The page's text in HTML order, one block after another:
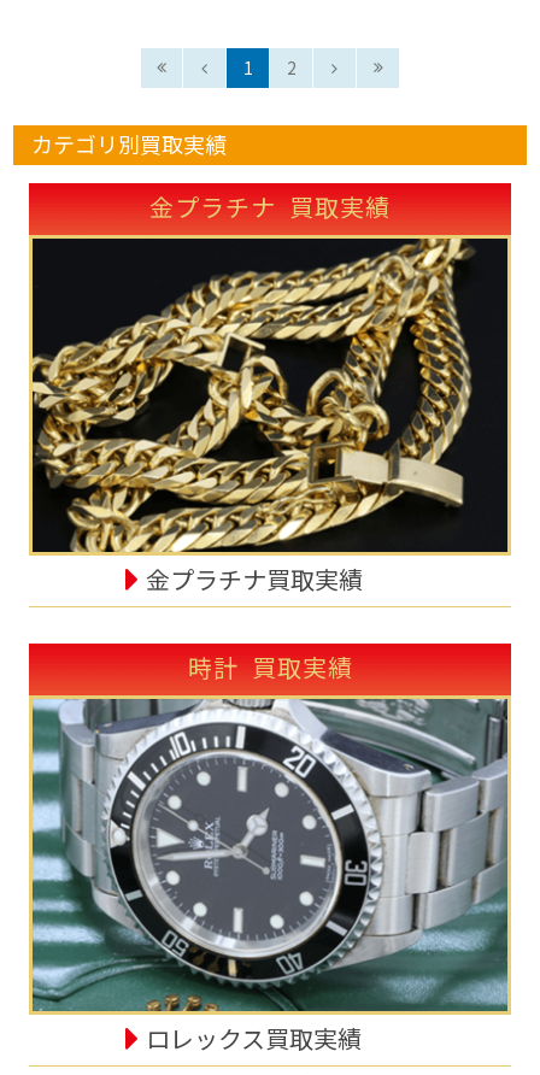
1 2
カテゴリ別買取実績
金プラチナ 買取実績
金プラチナ買取実績
時計 買取実績
ロレックス買取実績